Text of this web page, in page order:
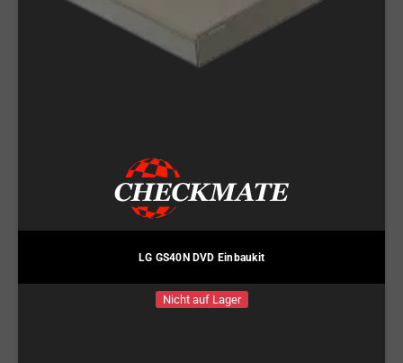
LG GS40N DVD Einbaukit
Nicht auf Lager